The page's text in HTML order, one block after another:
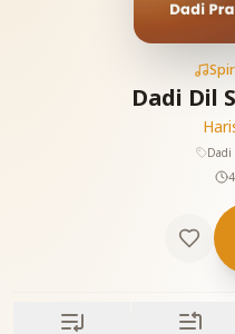
Dadi Dil
Dadi